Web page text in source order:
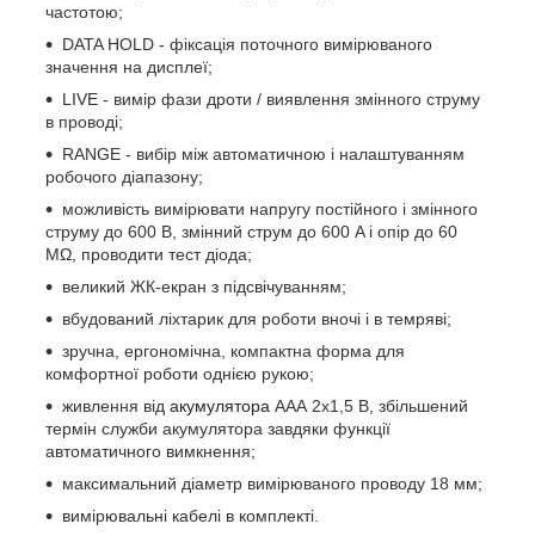
частотою;
DATA HOLD - фіксація поточного вимірюваного
значення на дисплеї;
LIVE - вимір фази дроти / виявлення змінного струму
в проводі;
RANGE - вибір між автоматичною і налаштуванням
робочого діапазону;
можливість вимірювати напругу постійного і змінного
струму до 600 В, змінний струм до 600 A і опір до 60
MΩ, проводити тест діода;
великий ЖК-екран з підсвічуванням;
вбудований ліхтарик для роботи вночі і в темряві;
зручна, ергономічна, компактна форма для
комфортної роботи однією рукою;
живлення від акумулятора ААА 2x1,5 В, збільшений
термін служби акумулятора завдяки функції
автоматичного вимкнення;
максимальний діаметр вимірюваного проводу 18 мм;
вимірювальні кабелі в комплекті.